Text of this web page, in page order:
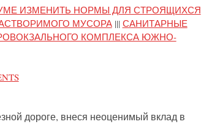
ИЗМЕНИТЬ НОРМЫ ДЛЯ СТРОЯЩИХСЯ
МУСОРА||| САНИТАРНЫЕ
КОМПЛЕКСА ЮЖНО-
дороге, внеся неоценимый вклад в